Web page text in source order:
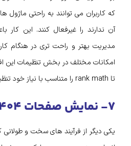
که کاربران می توانند به راحتی ماژول
آن ندارند را غیرفعال کنند. این کار
مدیریت بهتر و راحت تری در هنگام
امکانات مختلف در بخش تنظیمات این
تا rank math را متناسب با نیاز خود تنظیم کنند.
۷- نمایش صفحات ۴۰۴
یکی دیگر از فرآیند های سخت و طولانی